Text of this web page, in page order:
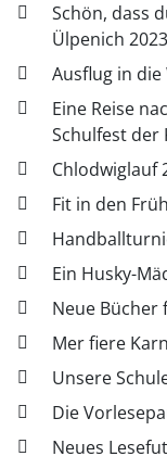
Schön, dass
Ülpenich 2023
Ausflug in
Eine Reise
Schulfest der
Chlodwiglauf
Fit in den
Ein Husky-
Neue Bücher
Mer fiere
Unsere
Die
Neues